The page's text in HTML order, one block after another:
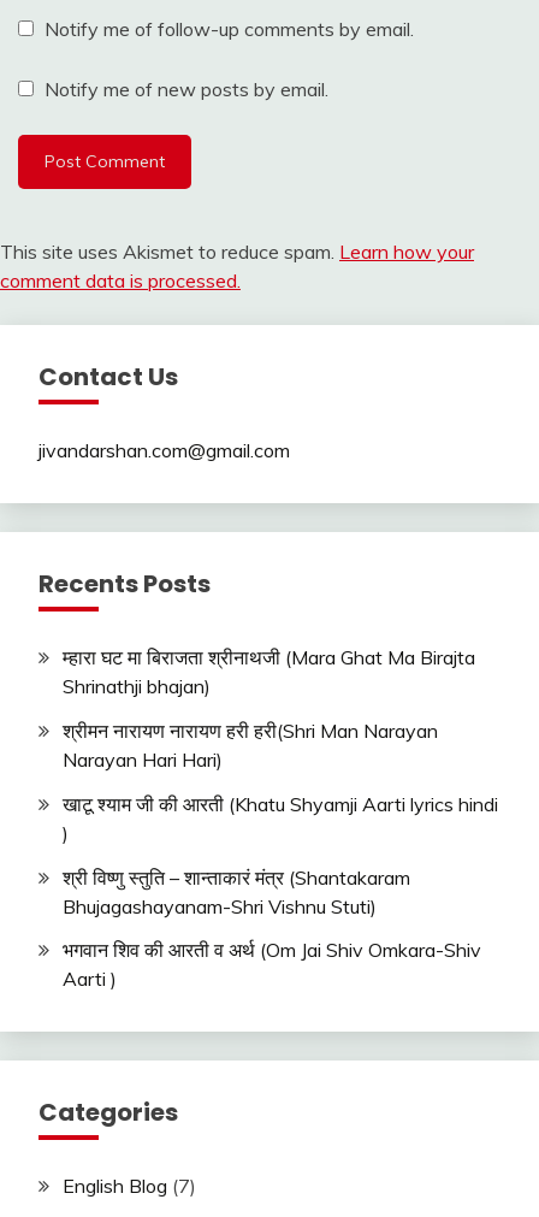
Notify me of follow-up comments by email.
Notify me of new posts by email.
This site uses Akismet to reduce spam. Learn how your
comment data is processed.
Contact Us
jivandarshan.com@gmail.com
Recents Posts
म्हारा घट मा बिराजता श्रीनाथजी (Mara Ghat Ma Birajta
Shrinathji bhajan)
श्रीमन नारायण नारायण हरी हरी(Shri Man Narayan
Narayan Hari Hari)
खाटू श्याम जी की आरती (Khatu Shyamji Aarti lyrics hindi
)
श्री विष्णु स्तुति – शान्ताकारं मंत्र (Shantakaram
Bhujagashayanam-Shri Vishnu Stuti)
भगवान शिव की आरती व अर्थ (Om Jai Shiv Omkara-Shiv
Aarti )
Categories
English Blog (7)